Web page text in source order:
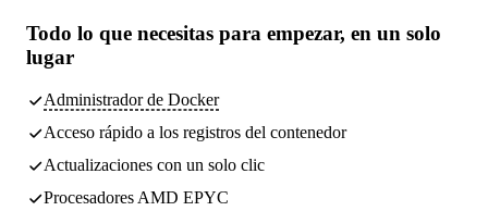
Todo lo que necesitas para empezar, en un solo
lugar
Administrador de Docker
Acceso rápido a los registros del contenedor
Actualizaciones con un solo clic
Procesadores AMD EPYC